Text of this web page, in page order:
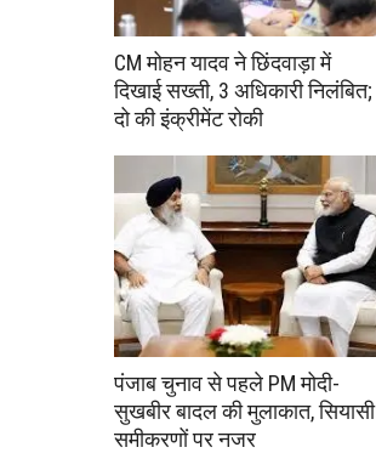
CM मोहन यादव ने छिंदवाड़ा में
दिखाई सख्ती, 3 अधिकारी निलंबित;
दो की इंक्रीमेंट रोकी
पंजाब चुनाव से पहले PM मोदी-
सुखबीर बादल की मुलाकात, सियासी
समीकरणों पर नजर